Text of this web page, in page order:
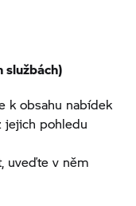
službách)
k obsahu nabídek
jejich pohledu
uveďte v něm